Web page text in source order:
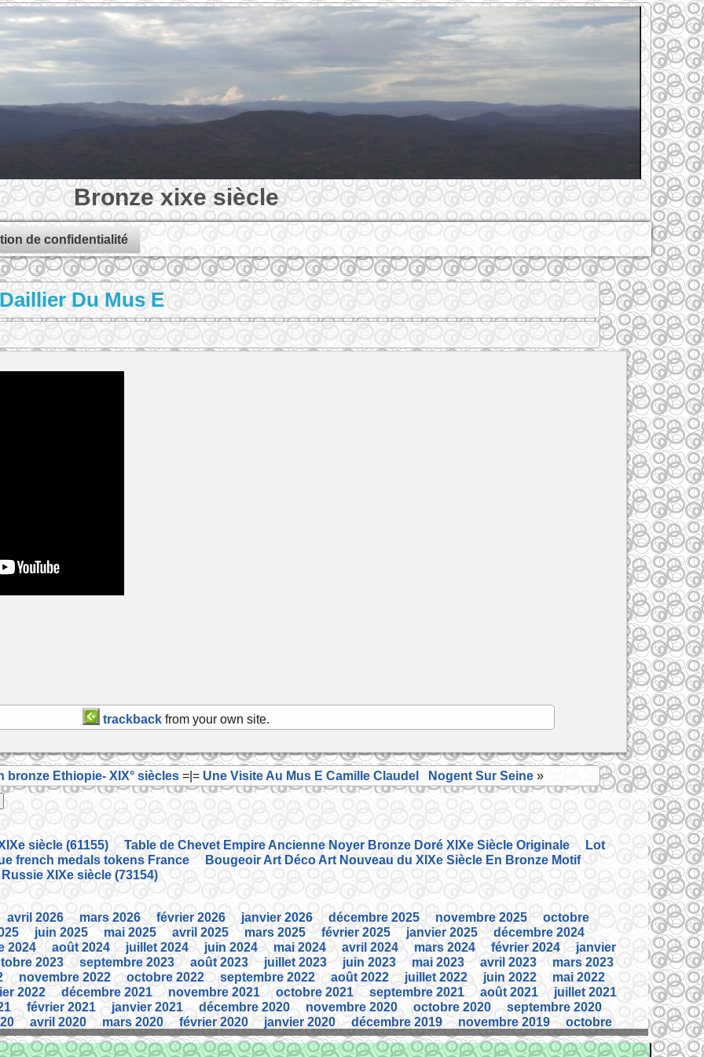
Bronze xixe siècle
de confidentialité
Du Mus E
trackback from your own site.
Ethiopie- XIX° siècles =|= Une Visite Au Mus E Camille Claudel Nogent Sur Seine »
siècle (61155) Table de Chevet Empire Ancienne Noyer Bronze Doré XIXe Siècle Originale
Lot
french medals tokens France
Bougeoir Art Déco Art Nouveau du XIXe Siècle En Bronze Motif
XIXe siècle (73154)
avril 2026 mars 2026 février 2026 janvier 2026 décembre 2025 novembre 2025
octobre
juin 2025 mai 2025 avril 2025 mars 2025 février 2025 janvier 2025
décembre 2024
2024 août 2024 juillet 2024 juin 2024 mai 2024 avril 2024 mars 2024 février 2024
janvier
2023 septembre 2023 août 2023 juillet 2023 juin 2023 mai 2023 avril 2023
mars 2023
novembre 2022 octobre 2022 septembre 2022 août 2022 juillet 2022 juin 2022
mai 2022
2022 décembre 2021 novembre 2021 octobre 2021 septembre 2021 août 2021
juillet 2021
février 2021 janvier 2021 décembre 2020 novembre 2020 octobre 2020
septembre 2020
avril 2020 mars 2020 février 2020 janvier 2020 décembre 2019 novembre 2019
octobre
juin 2019 mai 2019 avril 2019 mars 2019 février 2019 janvier 2019
décembre 2018
2018 août 2018 juillet 2018 juin 2018